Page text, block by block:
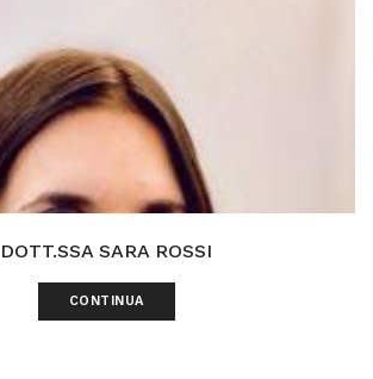
DOTT.SSA SARA ROSSI
CONTINUA